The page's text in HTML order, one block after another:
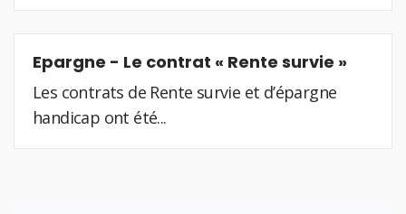
Epargne - Le contrat « Rente survie »
Les contrats de Rente survie et d’épargne
handicap ont été...